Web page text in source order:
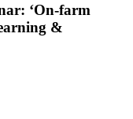
‘On-farm
&